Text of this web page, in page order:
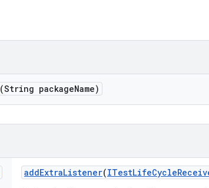
(String packageName)
addExtraListener(ITestLifeCycle